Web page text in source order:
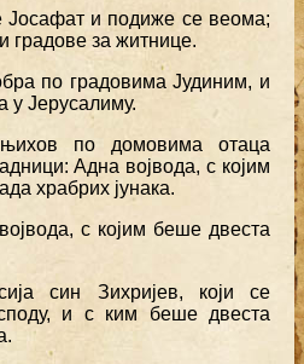
Јосафат и подиже се веома;
градове за житнице.
по градовима Јудиним, и
у Јерусалиму.
по домовима отаца
Адна војвода, с којим
храбрих јунака.
с којим беше двеста
син Зихријев, који се
и с ким беше двеста